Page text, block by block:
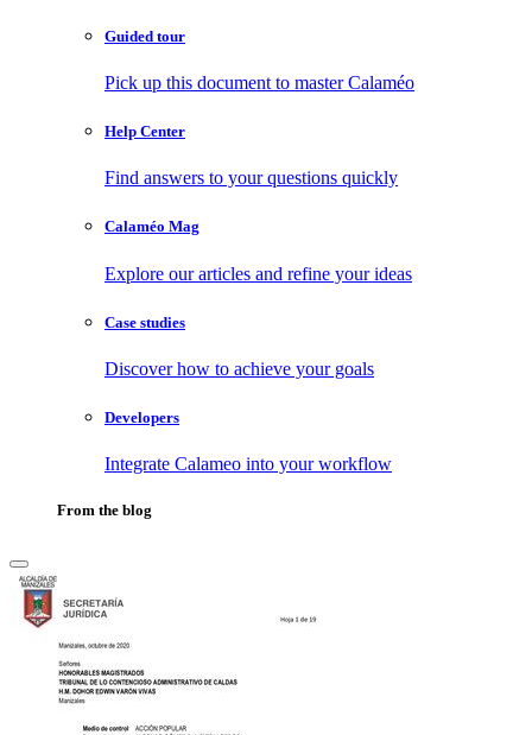
Guided tour
Pick up this document to master Calaméo
Help Center
Find answers to your questions quickly
Calaméo Mag
Explore our articles and refine your ideas
Case studies
Discover how to achieve your goals
Developers
Integrate Calameo into your workflow
From the blog